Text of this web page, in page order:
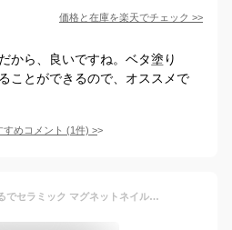
価格と在庫を楽天でチェック >>
から、良いですね。ベタ塗り
ことができるので、オススメで
めコメント (1件) >
超微粒子 5ミクロン まるでセラミック マグネットネイル カラージェル irogel MGシリーズ vol.3 5micron Magnet 黒くなりにくい 全6色 約3g入り セルフネイル ジェルネイル